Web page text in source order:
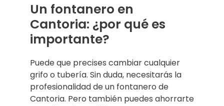
Un fontanero en
Cantoria: ¿por qué es
importante?
Puede que precises cambiar cualquier
grifo o tubería. Sin duda, necesitarás la
profesionalidad de un fontanero de
Cantoria. Pero también puedes ahorrarte